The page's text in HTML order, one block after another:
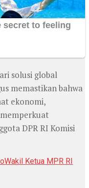
solusi global
memastikan bahwa
ekonomi,
DPR RI Komisi
Wakil Ketua MPR RI